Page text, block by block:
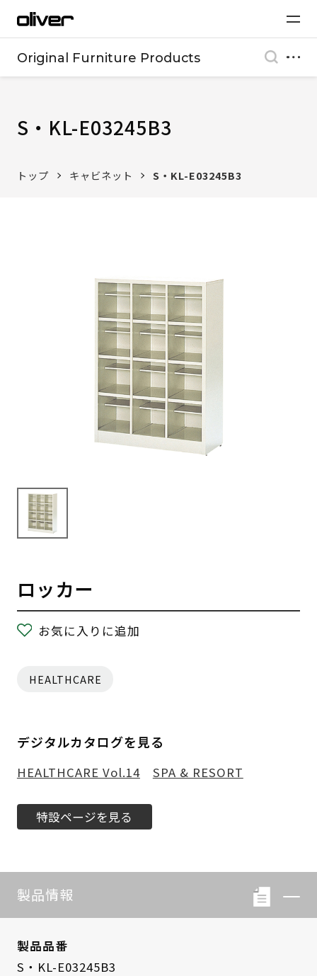
Original Furniture Products
S・KL-E03245B3
トップ キャビネット S・KL-E03245B3
ロッカー
お気に入りに追加
HEALTHCARE
デジタルカタログを見る
HEALTHCARE Vol.14 SPA & RESORT
特設ページを見る
製品情報
製品品番
S・KL-E03245B3